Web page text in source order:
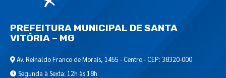
PREFEITURA MUNICIPAL DE SANTA
VITÓRIA – MG
Av. Reinaldo Franco de Morais, 1455 - Centro - CEP: 38320-000
Segunda à Sexta: 12h às 18h